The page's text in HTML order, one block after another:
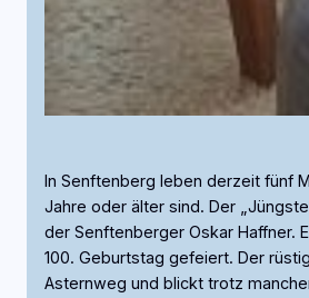
In Senftenberg leben derzeit fünf
Jahre oder älter sind. Der
der Senftenberger Oskar Haffner.
100. Geburtstag gefeiert. Der
Asternweg und blickt trotz